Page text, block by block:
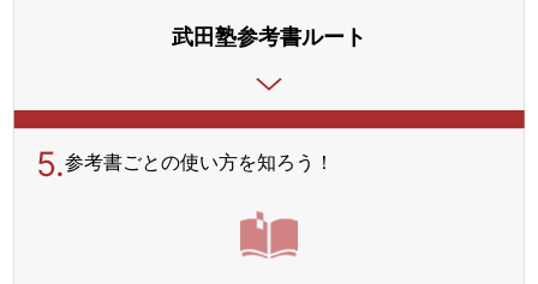
武田塾参考書ルート
5.参考書ごとの使い方を知ろう！